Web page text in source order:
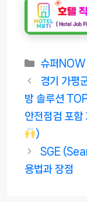
카
테
리
슈퍼NOW
경기 가평
방 솔루션
안전점검 포함
)
SGE
용법과 장점